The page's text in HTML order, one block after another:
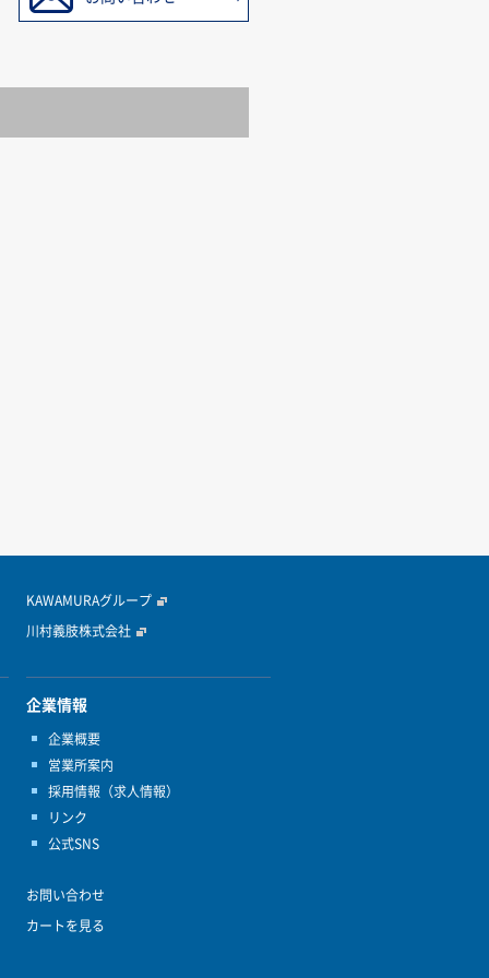
KAWAMURAグループ
川村義肢株式会社
企業情報
企業概要
営業所案内
採用情報（求人情報）
リンク
公式SNS
お問い合わせ
カートを見る